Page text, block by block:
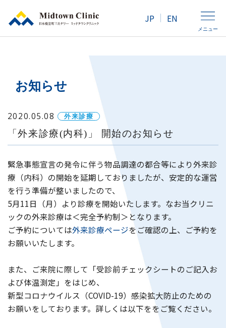
JP EN
メニュー
人間ドック・健康診断
外来診療
アクセス
女性の方へ
よくあるご質問
お知らせ
2020.05.08 外来診療
「外来診療(内科)」 開始のお知らせ
緊急事態宣言の発令に伴う物品調達の都合等により外来診
療（内科）の開始を延期しておりましたが、安定的な運営
を行う準備が整いましたので、
5月11日（月）より診療を開始いたします。なお当クリニ
ックの外来診療は＜完全予約制＞となります。
ご予約については外来診療ページをご確認の上、ご予約を
お願いいたします。
また、ご来院に際して「受診前チェックシートのご記入お
よび体温測定」をはじめ、
新型コロナウイルス（COVID-19）感染拡大防止のための
お願いをしております。詳しくは以下ををご覧ください。